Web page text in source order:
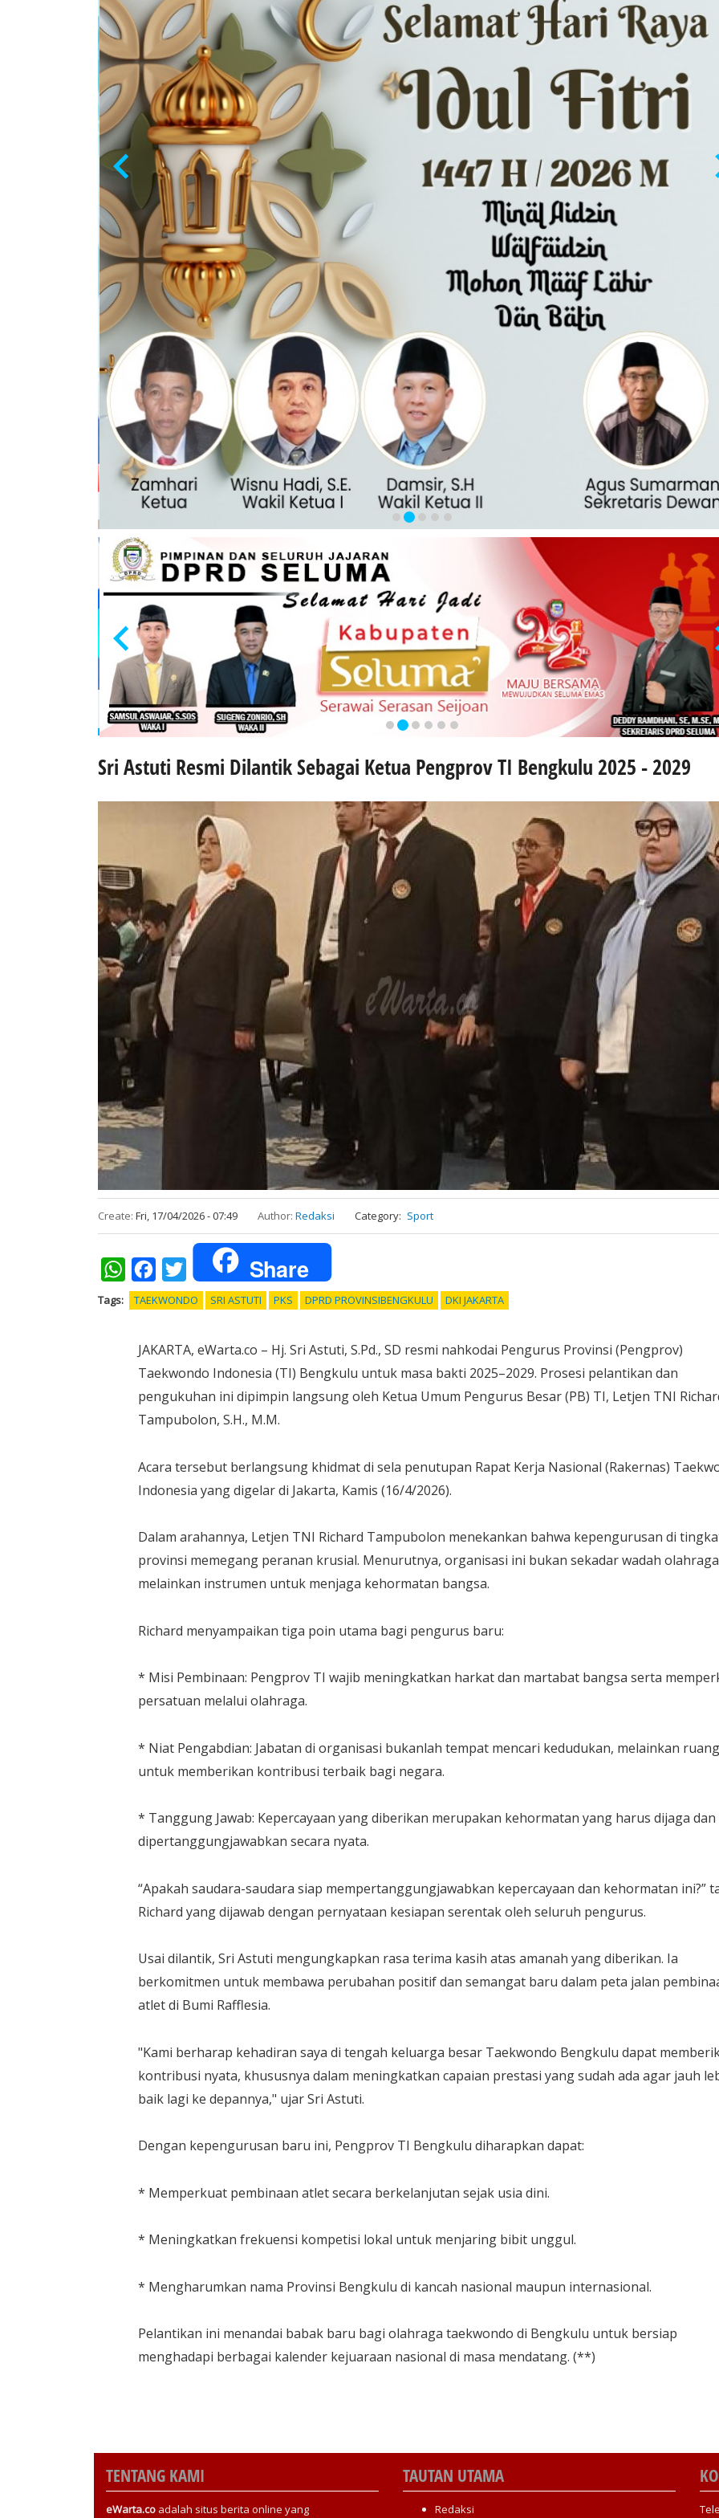
Sri Astuti Resmi Dilantik Sebagai Ketua Pengprov TI Bengkulu 2025 - 2029
Create: Fri, 17/04/2026 - 07:49 Author: Redaksi Category Sport
WhatsAppFacebookTwitter Share
Tags TAEKWONDO SRI ASTUTI PKS DPRD PROVINSIBENGKULU DKI JAKARTA
JAKARTA, eWarta.co – Hj. Sri Astuti, S.Pd., SD resmi nahkodai Pengurus Provinsi (Pengprov)
Taekwondo Indonesia (TI) Bengkulu untuk masa bakti 2025–2029. Prosesi pelantikan dan
pengukuhan ini dipimpin langsung oleh Ketua Umum Pengurus Besar (PB) TI, Letjen TNI
Tampubolon, S.H., M.M.
​Acara tersebut berlangsung khidmat di sela penutupan Rapat Kerja Nasional (Rakernas)
Indonesia yang digelar di Jakarta, Kamis (16/4/2026).
​Dalam arahannya, Letjen TNI Richard Tampubolon menekankan bahwa kepengurusan di
provinsi memegang peranan krusial. Menurutnya, organisasi ini bukan sekadar wadah
melainkan instrumen untuk menjaga kehormatan bangsa.
​Richard menyampaikan tiga poin utama bagi pengurus baru:
​* Misi Pembinaan: Pengprov TI wajib meningkatkan harkat dan martabat bangsa serta
persatuan melalui olahraga.
​* Niat Pengabdian: Jabatan di organisasi bukanlah tempat mencari kedudukan, melainkan ruang
untuk memberikan kontribusi terbaik bagi negara.
​* Tanggung Jawab: Kepercayaan yang diberikan merupakan kehormatan yang harus dijaga dan
dipertanggungjawabkan secara nyata.
​“Apakah saudara-saudara siap mempertanggungjawabkan kepercayaan dan kehormatan ini?”
Richard yang dijawab dengan pernyataan kesiapan serentak oleh seluruh pengurus.
​Usai dilantik, Sri Astuti mengungkapkan rasa terima kasih atas amanah yang diberikan. Ia
berkomitmen untuk membawa perubahan positif dan semangat baru dalam peta jalan
atlet di Bumi Rafflesia.
​"Kami berharap kehadiran saya di tengah keluarga besar Taekwondo Bengkulu dapat
kontribusi nyata, khususnya dalam meningkatkan capaian prestasi yang sudah ada agar jauh
baik lagi ke depannya," ujar Sri Astuti.
​Dengan kepengurusan baru ini, Pengprov TI Bengkulu diharapkan dapat:
​* Memperkuat pembinaan atlet secara berkelanjutan sejak usia dini.
​* Meningkatkan frekuensi kompetisi lokal untuk menjaring bibit unggul.
​* Mengharumkan nama Provinsi Bengkulu di kancah nasional maupun internasional.
​Pelantikan ini menandai babak baru bagi olahraga taekwondo di Bengkulu untuk bersiap
menghadapi berbagai kalender kejuaraan nasional di masa mendatang. (**)
TENTANG KAMI
eWarta.co adalah situs berita online yang
TAUTAN UTAMA
Redaksi